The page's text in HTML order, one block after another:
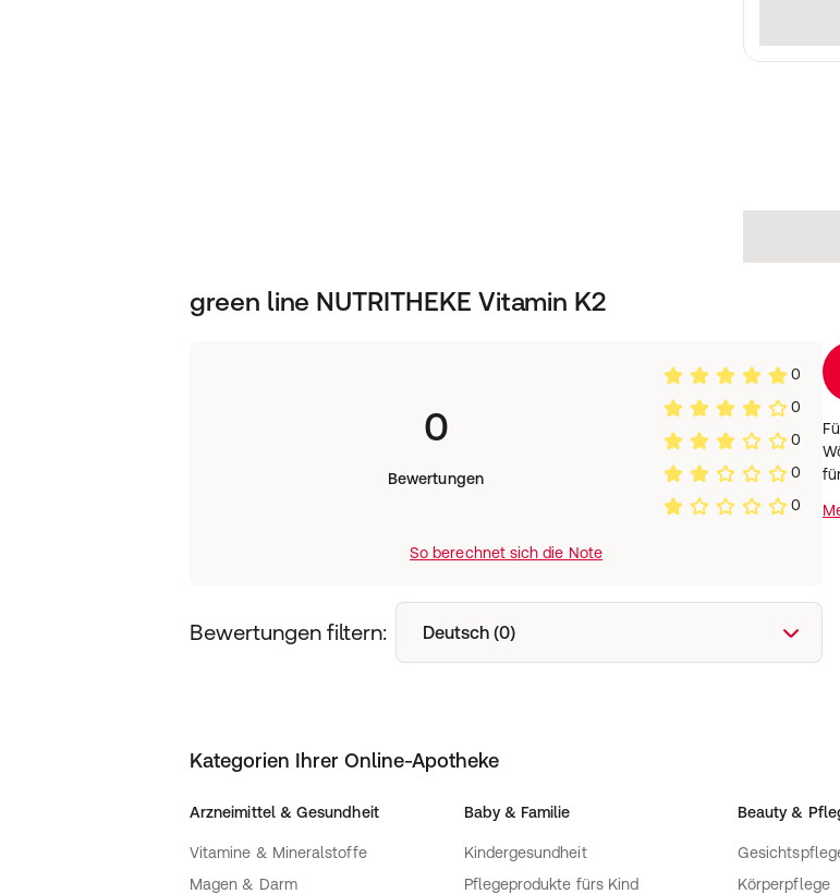
green line NUTRITHEKE Vitamin K2
0
Bewertungen
0
0
0
0
0
So berechnet sich die Note
Bewertungen filtern: Deutsch (0)
Kategorien Ihrer Online-Apotheke
Arzneimittel & Gesundheit
Vitamine & Mineralstoffe
Magen & Darm
Baby & Familie
Kindergesundheit
Pflegeprodukte fürs Kind
Beauty &
Körperpflege